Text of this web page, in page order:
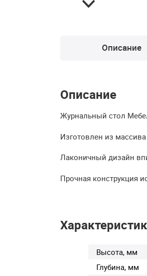
Описание
Описание
Журнальный стол
Изготовлен из
Лаконичный дизайн
Прочная конструкция
Высота, мм
Глубина, мм